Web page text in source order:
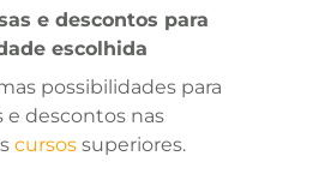
e descontos para
escolhida
possibilidades para
e descontos nas
cursos superiores.